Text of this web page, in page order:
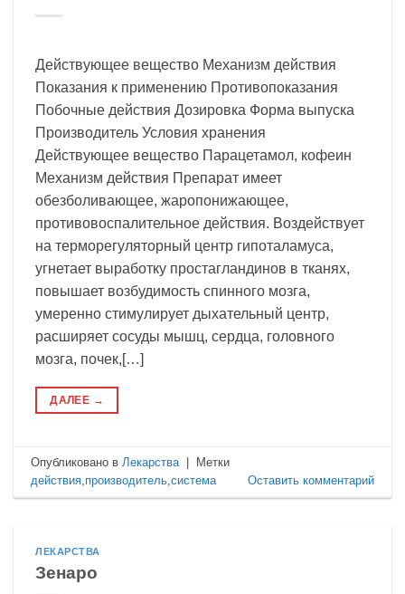
Действующее вещество Механизм действия
Показания к применению Противопоказания
Побочные действия Дозировка Форма выпуска
Производитель Условия хранения
Действующее вещество Парацетамол, кофеин
Механизм действия Препарат имеет
обезболивающее, жаропонижающее,
противовоспалительное действия. Воздействует
на терморегуляторный центр гипоталамуса,
угнетает выработку простагландинов в тканях,
повышает возбудимость спинного мозга,
умеренно стимулирует дыхательный центр,
расширяет сосуды мышц, сердца, головного
мозга, почек,[…]
ДАЛЕЕ →
Опубликовано в Лекарства | Метки
действия производитель ,система Оставить комментарий
ЛЕКАРСТВА
Зенаро